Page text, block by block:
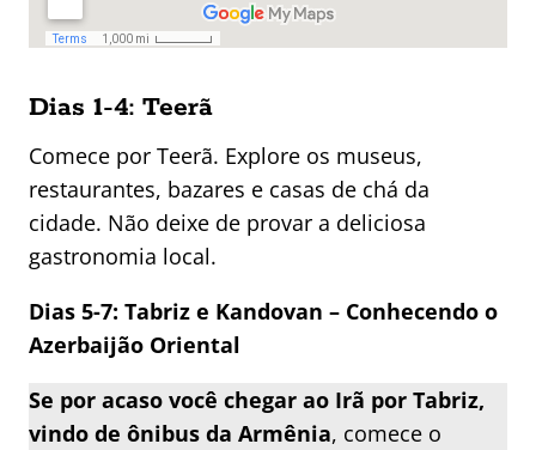
Dias 1-4: Teerã
Comece por Teerã. Explore os museus,
restaurantes, bazares e casas de chá da
cidade. Não deixe de provar a deliciosa
gastronomia local.
Dias 5-7: Tabriz e Kandovan – Conhecendo o
Azerbaijão Oriental
Se por acaso você chegar ao Irã por Tabriz,
vindo de ônibus da Armênia, comece o